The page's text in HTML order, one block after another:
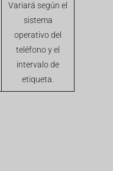
Variará según el
sistema
operativo del
teléfono y el
intervalo de
etiqueta.